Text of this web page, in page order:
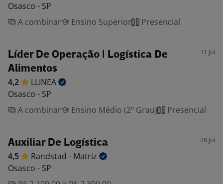
Osasco - SP
A combinar
Ensino Superior Presencial
Líder De Operação | Logística De
Alimentos
31 jul
4,2
LLINEA
Osasco - SP
A combinar
Ensino Médio (2º Grau) Presencial
Auxiliar De Logística 28 jul
4,5 Randstad - Matriz
Osasco - SP